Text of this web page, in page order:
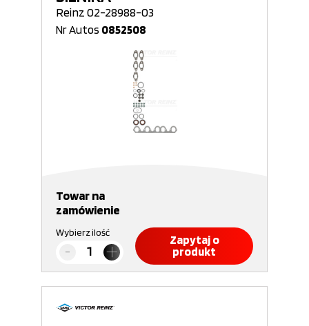
Reinz 02-28988-03
Nr Autos 0852508
Towar na
zamówienie
Wybierz ilość
Zapytaj o
produkt